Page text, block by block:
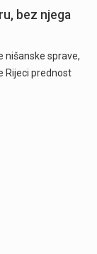
bez njega
nišanske sprave,
Rijeci prednost